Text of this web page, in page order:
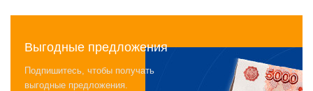
Выгодные предложения
Подпишитесь, чтобы получать
выгодные предложения.